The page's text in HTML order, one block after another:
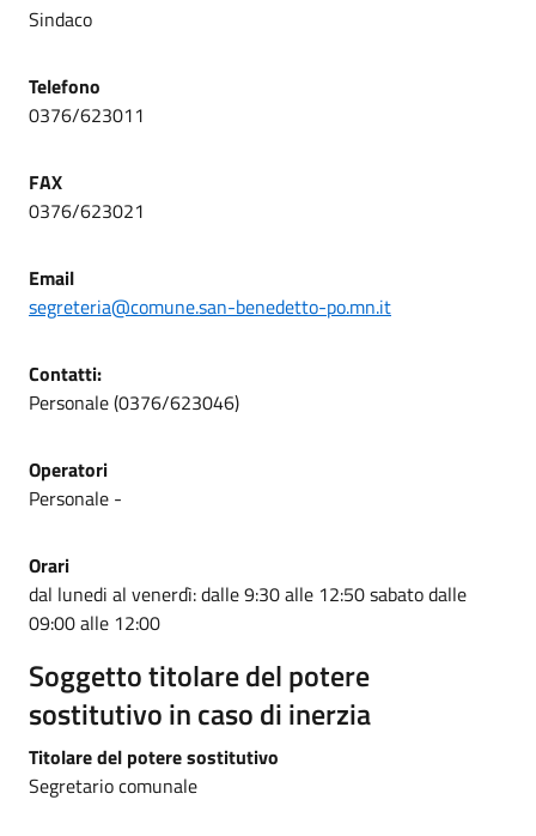
Sindaco
Telefono
0376/623011
FAX
0376/623021
Email
segreteria@comune.san-benedetto-po.mn.it
Contatti:
Personale (0376/623046)
Operatori
Personale -
Orari
dal lunedi al venerdì: dalle 9:30 alle 12:50 sabato dalle
09:00 alle 12:00
Soggetto titolare del potere
sostitutivo in caso di inerzia
Titolare del potere sostitutivo
Segretario comunale